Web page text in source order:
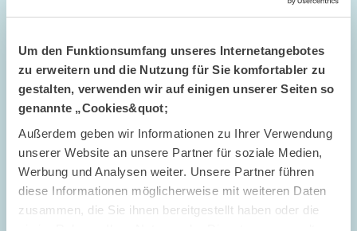
Um den Funktionsumfang unseres Internetangebotes
zu erweitern und die Nutzung für Sie komfortabler zu
gestalten, verwenden wir auf einigen unserer Seiten so
genannte „Cookies&quot;
Außerdem geben wir Informationen zu Ihrer Verwendung
unserer Website an unsere Partner für soziale Medien,
Werbung und Analysen weiter. Unsere Partner führen
diese Informationen möglicherweise mit weiteren Daten
zusammen, die Sie ihnen bereitgestellt haben oder die
international researchers conducting empirical and theoretical
analysis on sources and effects of innovation, financing of
innovation, and welfare…
FORSCHUNG // 25.02.2005